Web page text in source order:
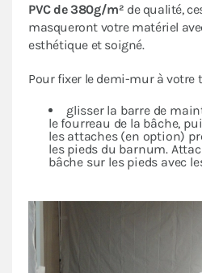
PVC de 380g/m² de qualité,
masqueront votre matériel
esthétique et soigné.
Pour fixer le demi-mur à votre
glisser la barre de
le fourreau de la bâche,
les attaches (en option)
les pieds du barnum.
bâche sur les pieds avec